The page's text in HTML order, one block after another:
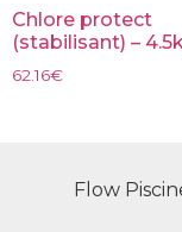
Chlore protect
(stabilisant) –
62.16€
Flow